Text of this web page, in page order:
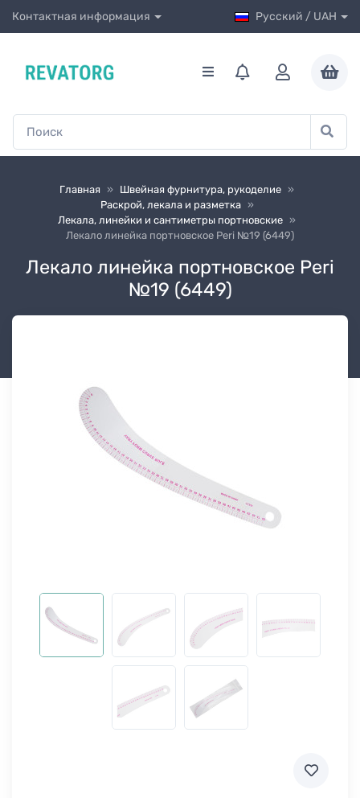
Контактная информация Русский / UAH
Главная » Швейная фурнитура, рукоделиe »
Раскрой, лекала и разметка
»
Лекала, линейки и сантиметры портновские »
Лекало линейка портновское Peri №19 (6449)
Лекало линейка портновское Peri
№19 (6449)